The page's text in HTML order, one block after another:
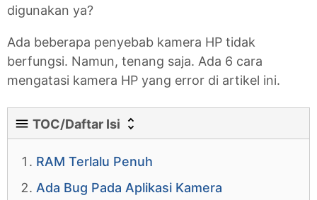
digunakan ya?
Ada beberapa penyebab kamera HP tidak
berfungsi. Namun, tenang saja. Ada 6 cara
mengatasi kamera HP yang error di artikel ini.
TOC/Daftar Isi
RAM Terlalu Penuh
Ada Bug Pada Aplikasi Kamera